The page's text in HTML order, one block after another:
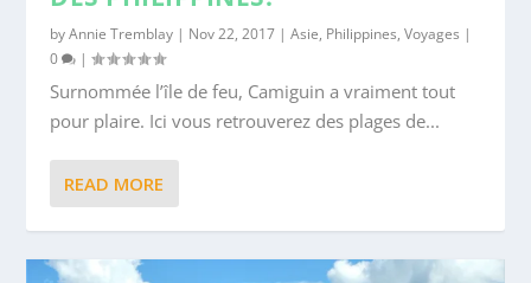
byAnnie Tremblay | Nov 22, 2017 |Asie, Philippines,Voyages |
0
|
Surnommée l’île de feu, Camiguin a vraiment tout
pour plaire. Ici vous retrouverez des plages de...
READ MORE